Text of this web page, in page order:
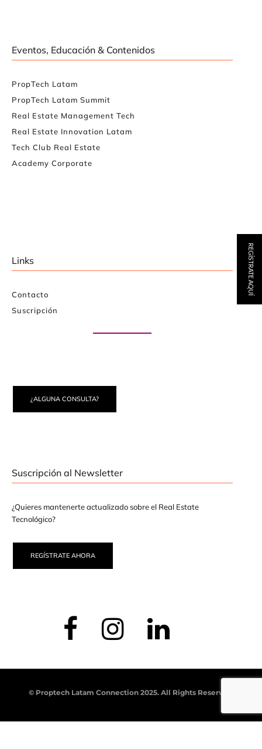
Eventos, Educación & Contenidos
PropTech Latam
PropTech Latam Summit
Real Estate Management Tech
Real Estate Innovation Latam
Tech Club Real Estate
Academy Corporate
Links
Contacto
Suscripción
¿ALGUNA CONSULTA?
Suscripción al Newsletter
¿Quieres mantenerte actualizado sobre el Real Estate
Tecnológico?
REGÍSTRATE AHORA
© Proptech Latam Connection 2025. All Rights Reserved.
REGÍSTRATE AQUÍ